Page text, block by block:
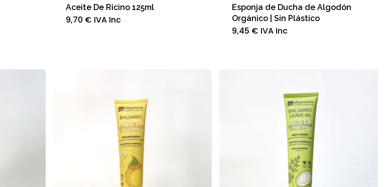
Aceite De Ricino 125ml
9,70 € IVA Inc
Esponja de Ducha de Algodón
Orgánico | Sin Plástico
9,45 € IVA Inc